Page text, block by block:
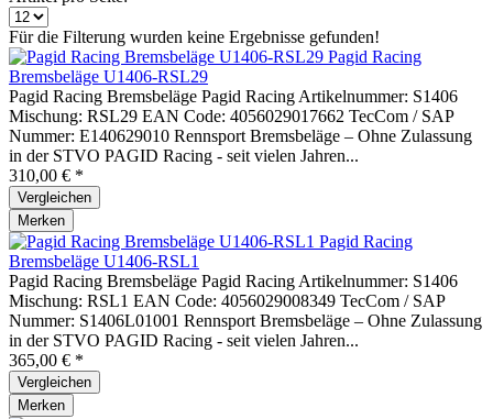
Für die Filterung wurden keine Ergebnisse gefunden!
Pagid Racing
Bremsbeläge U1406-RSL29
Pagid Racing Bremsbeläge Pagid Racing Artikelnummer: S1406
Mischung: RSL29 EAN Code: 4056029017662 TecCom / SAP
Nummer: E140629010 Rennsport Bremsbeläge – Ohne Zulassung
in der STVO PAGID Racing - seit vielen Jahren...
310,00 € *
Vergleichen
Merken
Pagid Racing
Bremsbeläge U1406-RSL1
Pagid Racing Bremsbeläge Pagid Racing Artikelnummer: S1406
Mischung: RSL1 EAN Code: 4056029008349 TecCom / SAP
Nummer: S1406L01001 Rennsport Bremsbeläge – Ohne Zulassung
in der STVO PAGID Racing - seit vielen Jahren...
365,00 € *
Vergleichen
Merken